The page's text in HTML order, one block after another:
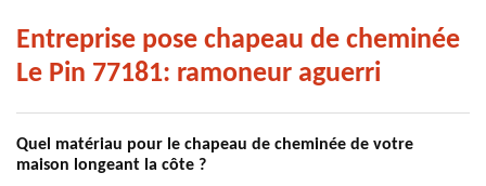
Entreprise pose chapeau de cheminée
Le Pin 77181: ramoneur aguerri
Quel matériau pour le chapeau de cheminée de votre
maison longeant la côte ?